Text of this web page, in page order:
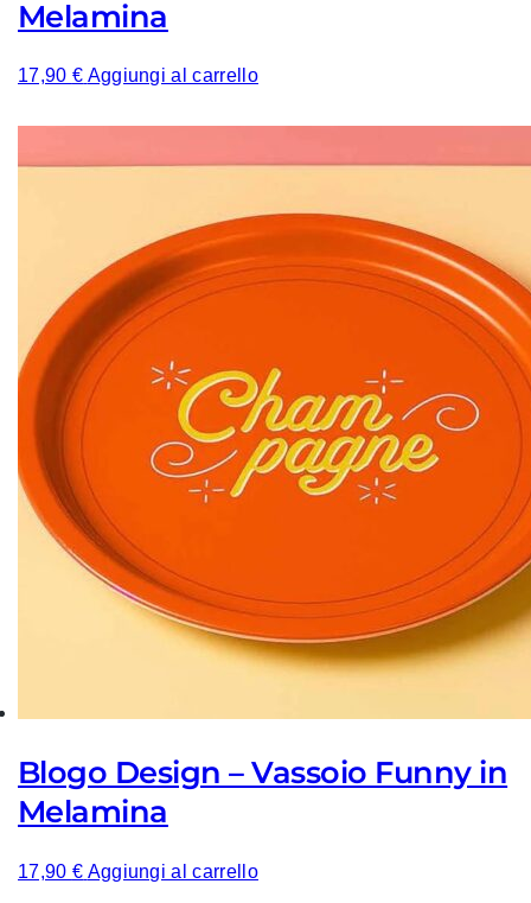
Melamina
17,90 € Aggiungi al carrello
Blogo Design – Vassoio Funny in
Melamina
17,90 € Aggiungi al carrello